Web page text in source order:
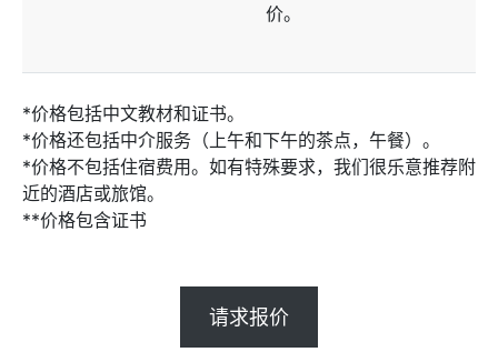
价。
*价格包括中文教材和证书。
*价格还包括中介服务（上午和下午的茶点，午餐）。
*价格不包括住宿费用。如有特殊要求，我们很乐意推荐附
近的酒店或旅馆。
**价格包含证书
请求报价